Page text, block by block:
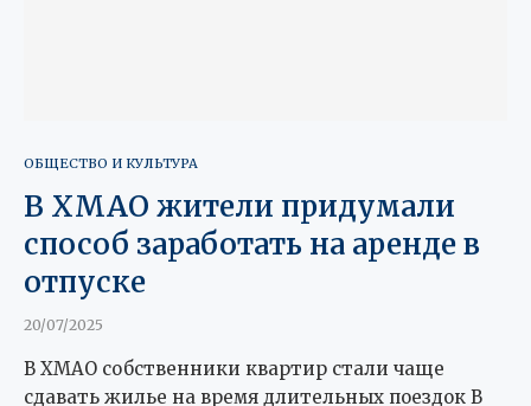
ОБЩЕСТВО И КУЛЬТУРА
В ХМАО жители придумали
способ заработать на аренде в
отпуске
20/07/2025
В ХМАО собственники квартир стали чаще
сдавать жилье на время длительных поездок В